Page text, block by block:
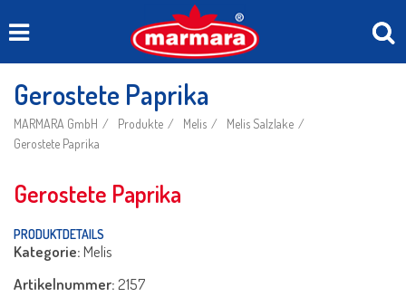
Gerostete Paprika
MARMARA GmbH Produkte Melis
Melis Salzlake
Gerostete Paprika
Gerostete Paprika
PRODUKTDETAILS
Kategorie:Melis
Artikelnummer:2157